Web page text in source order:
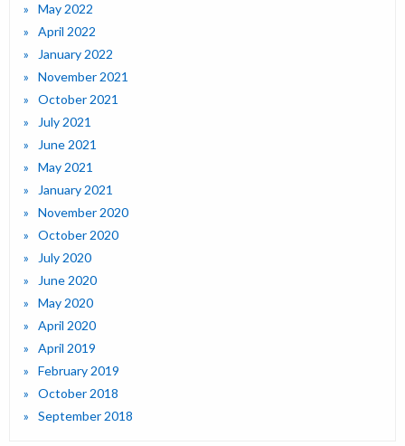
May 2022
April 2022
January 2022
November 2021
October 2021
July 2021
June 2021
May 2021
January 2021
November 2020
October 2020
July 2020
June 2020
May 2020
April 2020
April 2019
February 2019
October 2018
September 2018